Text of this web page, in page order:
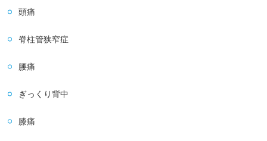
頭痛
脊柱管狭窄症
腰痛
ぎっくり背中
膝痛